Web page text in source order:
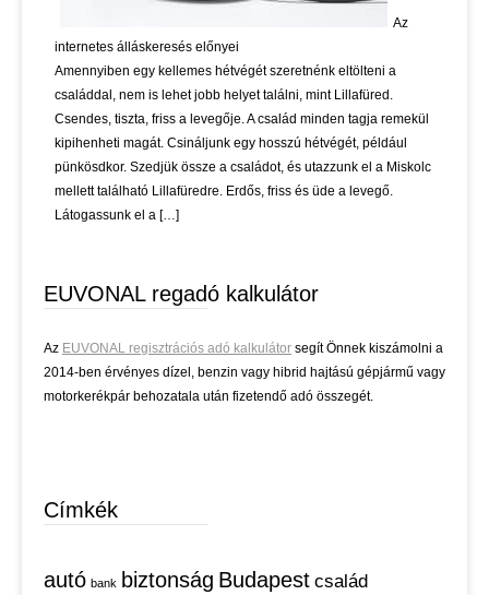
Az
internetes álláskeresés előnyei
Amennyiben egy kellemes hétvégét szeretnénk eltölteni a
családdal, nem is lehet jobb helyet találni, mint Lillafüred.
Csendes, tiszta, friss a levegője. A család minden tagja remekül
kipihenheti magát. Csináljunk egy hosszú hétvégét, például
pünkösdkor. Szedjük össze a családot, és utazzunk el a Miskolc
mellett található Lillafüredre. Erdős, friss és üde a levegő.
Látogassunk el a […]
EUVONAL regadó kalkulátor
Az EUVONAL regisztrációs adó kalkulátor segít Önnek kiszámolni a
2014-ben érvényes dízel, benzin vagy hibrid hajtású gépjármű vagy
motorkerékpár behozatala után fizetendő adó összegét.
Címkék
autó bank biztonság Budapest család